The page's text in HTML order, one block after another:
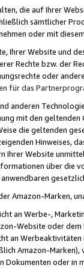
die auf Ihrer
sämtlicher
oder mit
Ihrer Website und
Rechte bzw. der
oder
für das
anderen
mit den
die geltenden
Hinweises,
Ihrer Website
über die
Amazon-Marken,
an Werbe-,
Website oder
an
Amazon-
Dokumenten oder in